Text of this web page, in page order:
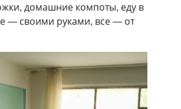
домашние компоты, еду в
— своими руками, все — от